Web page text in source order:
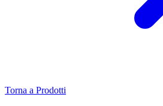
Torna a Prodotti